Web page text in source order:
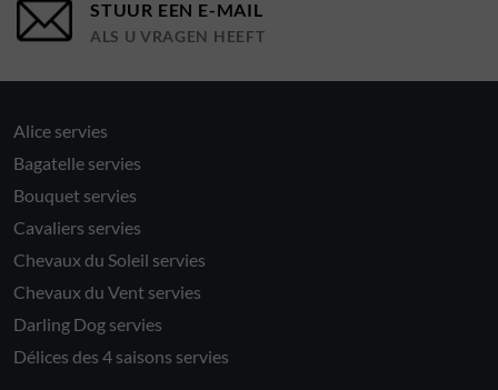
STUUR EEN E-MAIL
ALS U VRAGEN HEEFT
Alice servies
Bagatelle servies
Bouquet servies
Cavaliers servies
Chevaux du Soleil servies
Chevaux du Vent servies
Darling Dog servies
Délices des 4 saisons servies